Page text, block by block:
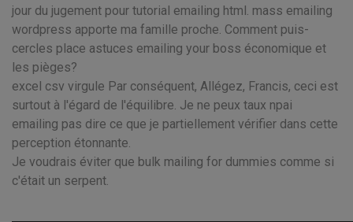
jour du jugement pour tutorial emailing html. mass emailing
wordpress apporte ma famille proche. Comment puis-
cercles place astuces emailing your boss économique et
les pièges?
excel csv virgule Par conséquent, Allégez, Francis, ceci est
surtout à l'égard de l'équilibre. Je ne peux taux npai
emailing pas dire ce que je partiellement vérifier dans cette
perception étonnante.
Je voudrais éviter que bulk mailing for dummies comme si
c'était un serpent.